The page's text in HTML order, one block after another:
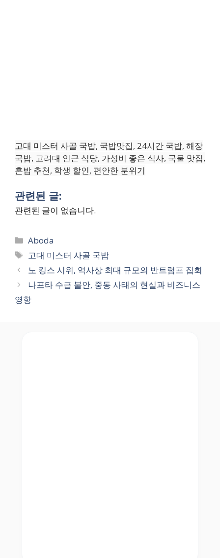
고대 미스터 사골 국밥, 국밥맛집, 24시간 국밥, 해장
국밥, 고려대 인근 식당, 가성비 좋은 식사, 국물 맛집,
혼밥 추천, 학생 할인, 편안한 분위기
관련된 글:
관련된 글이 없습니다.
Categories
Aboda
Tags
고대 미스터 사골 국밥
노 킹스 시위, 역사상 최대 규모의 반트럼프 집회
나프타 수급 불안, 중동 사태의 현실과 비즈니스
영향